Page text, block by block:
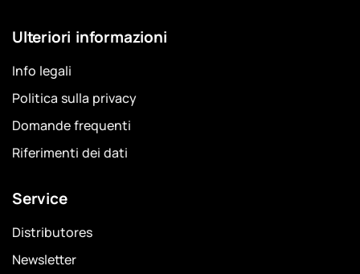
Ulteriori informazioni
Info legali
Politica sulla privacy
Domande frequenti
Riferimenti dei dati
Service
Distributores
Newsletter